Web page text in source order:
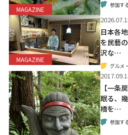
MAGAZINE
参加す
MAGAZINE
日本各
を民藝
沢な…
グルメ
【一条
眠る、
橋を…
参加す